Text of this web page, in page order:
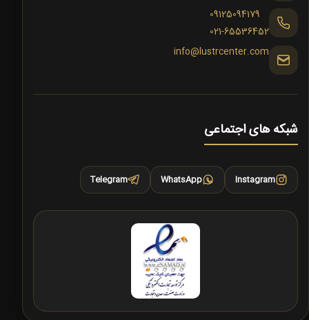
09125094179
021-65536452
info@lustrcenter.com
شبکه های اجتماعی
Instagram
WhatsApp
Telegram